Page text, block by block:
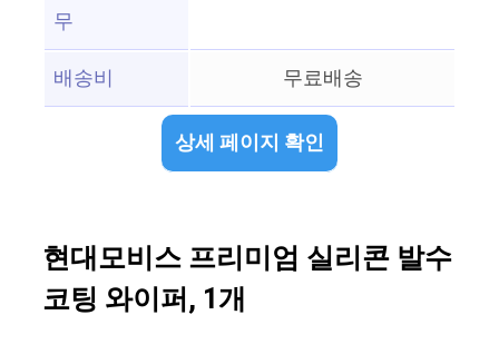
무
배송비 무료배송
상세 페이지 확인
현대모비스 프리미엄 실리콘 발수
코팅 와이퍼, 1개